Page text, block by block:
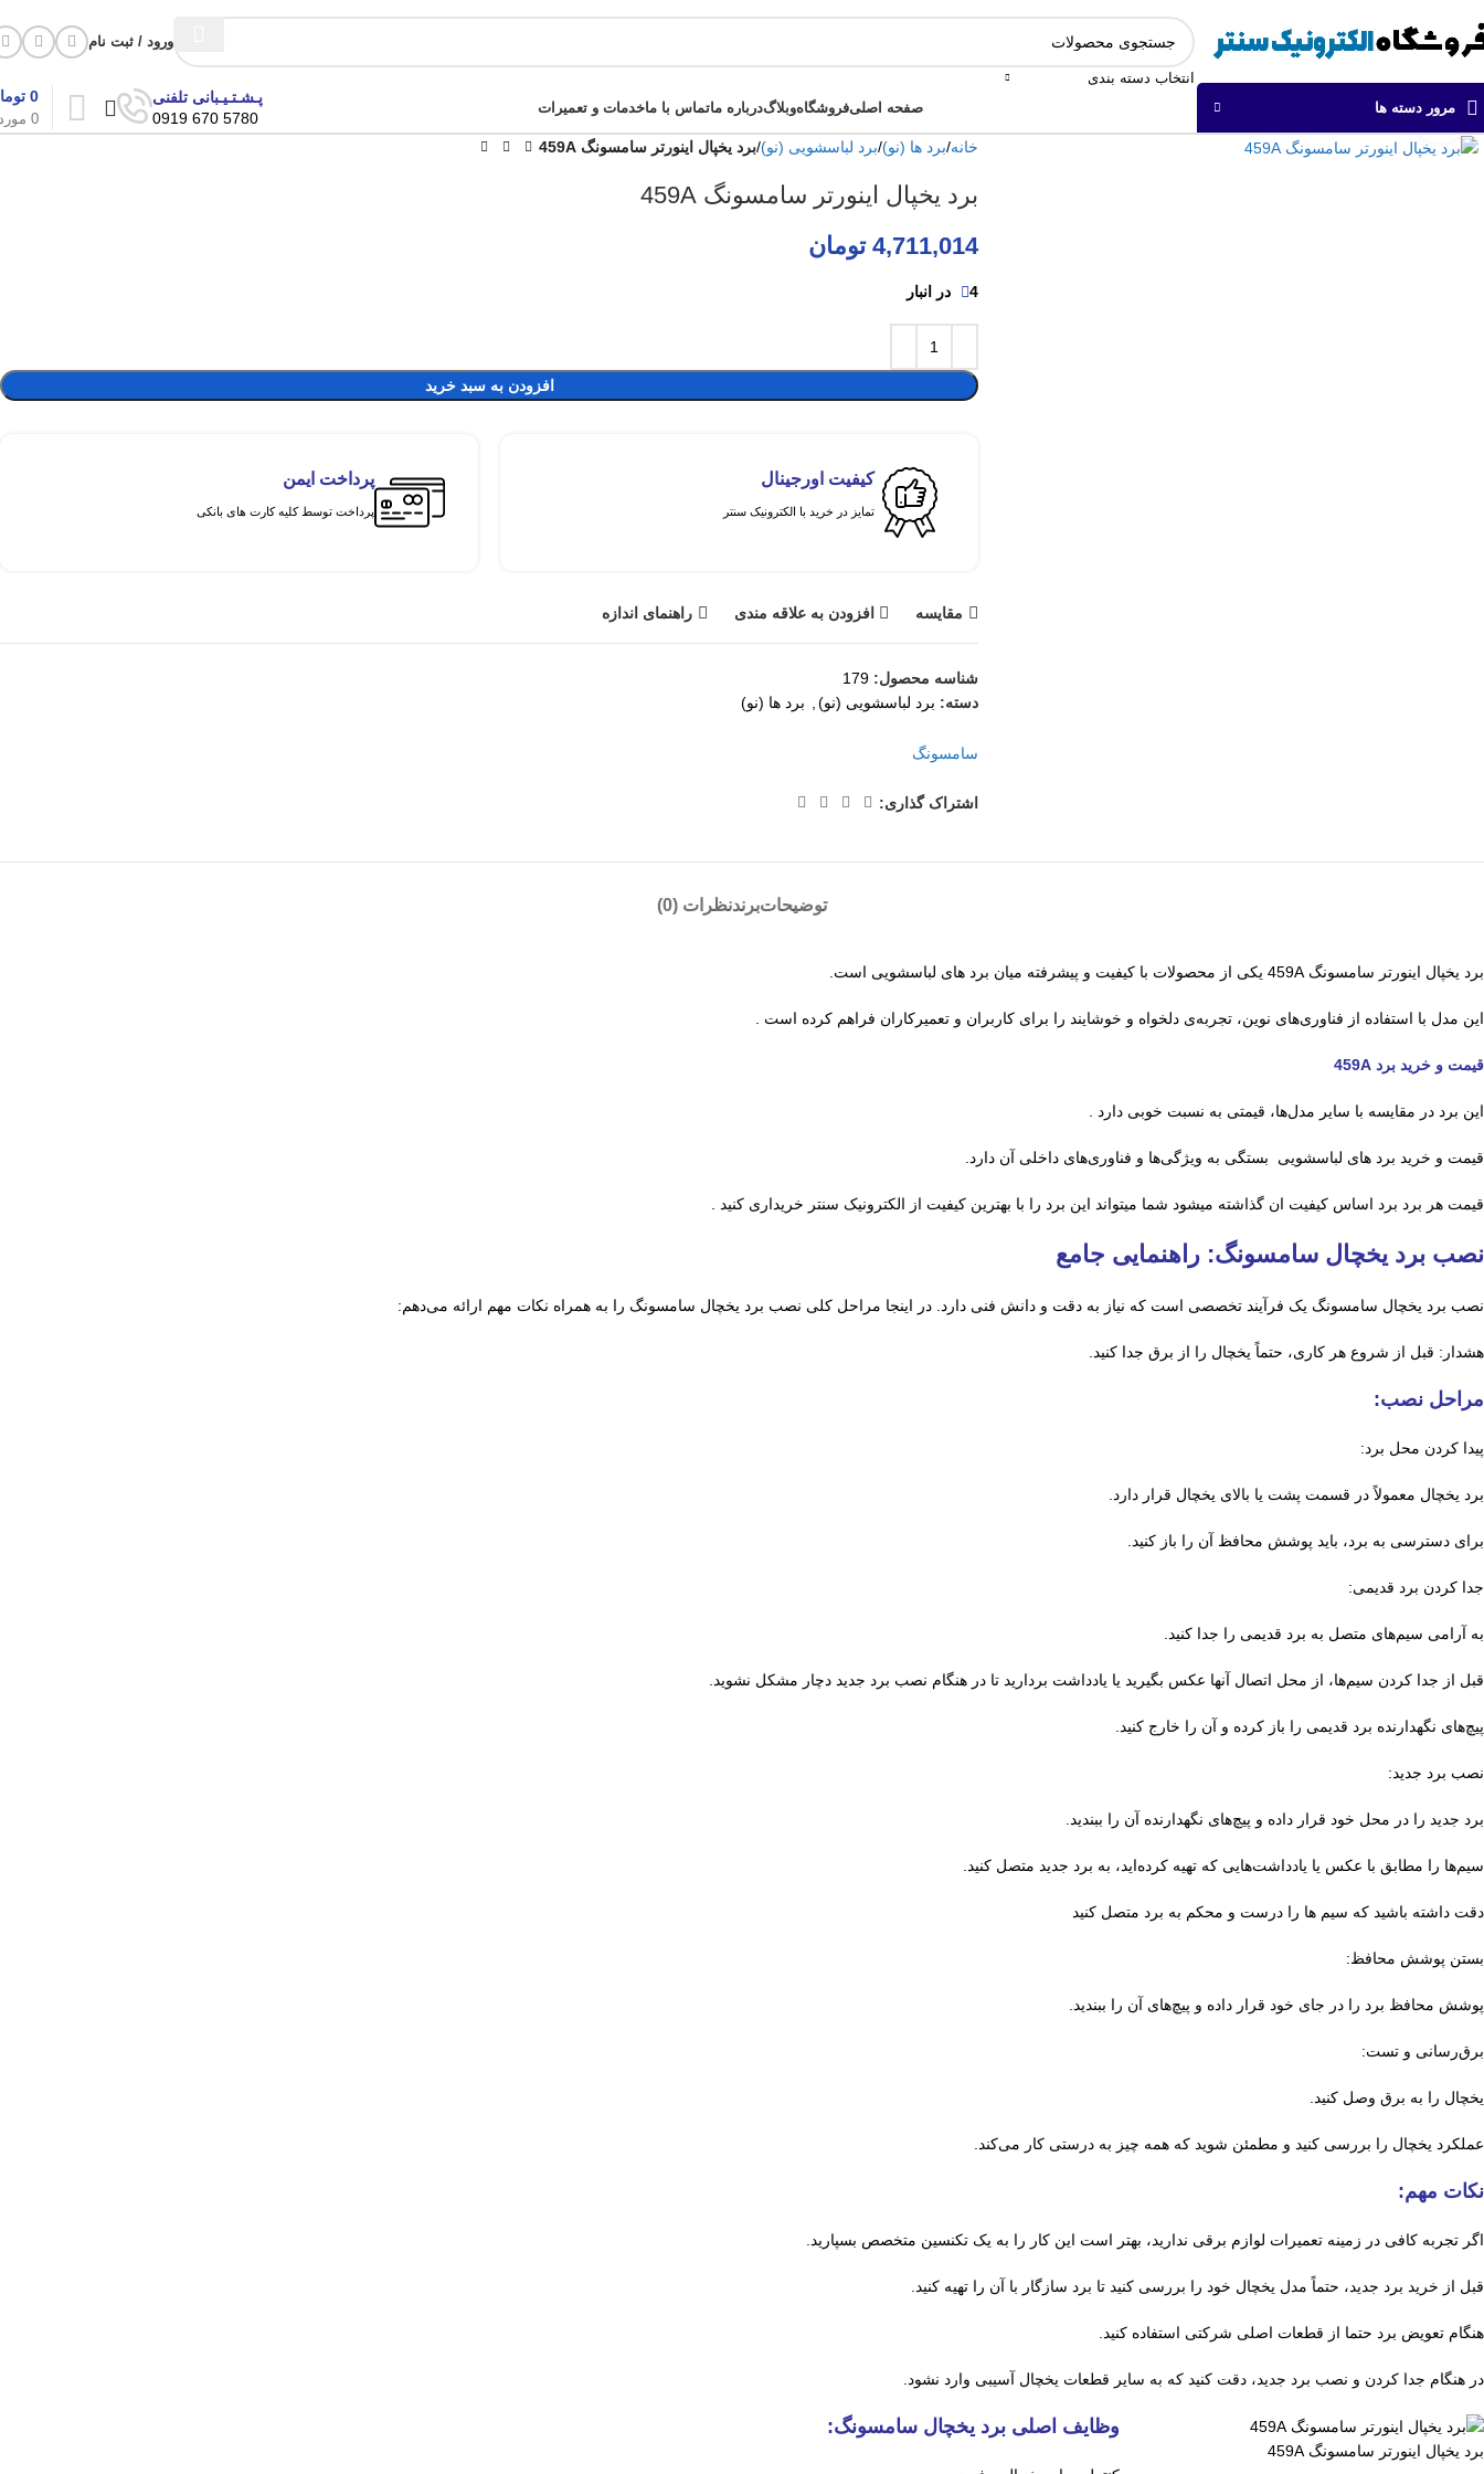
انتخاب دسته بندی
ورود / ثبت نام
مرور دسته ها صفحه اصلیفروشگاهوبلاگدرباره ماتماس با ماخدمات و تعمیرات
پـشـتـیـبانی تلفنی
5780 670 0919
0
0
برای بزرگنمایی کلیک کنید
خانه برد ها (نو) برد لباسشویی (نو) برد یخپال اینورتر سامسونگ 459A
برد یخپال اینورتر سامسونگ 459A
4,711,014 تومان
4 در انبار
افزودن به سبد خرید
کیفیت اورجینال
تمایز در خرید با الکترونیک سنتر
پرداخت ایمن
پرداخت توسط کلیه کارت های بانکی
مقايسه افزودن به علاقه مندی راهنمای اندازه
شناسه محصول: 179
دسته: برد لباسشویی (نو) برد ها (نو)
سامسونگ
اشتراک گذاری:
توضیحاتبرندنظرات (0)
برد یخپال اینورتر سامسونگ 459A یکی از محصولات با کیفیت و پیشرفته میان برد های لباسشویی است.
این مدل با استفاده از فناوری‌های نوین، تجربه‌ی دلخواه و خوشایند را برای کاربران و تعمیرکاران فراهم کرده است .
قیمت و خرید برد 459A
این برد در مقایسه با سایر مدل‌ها، قیمتی به نسبت خوبی دارد .
قیمت و خرید برد های لباسشویی بستگی به ویژگی‌ها و فناوری‌های داخلی آن دارد.
قیمت هر برد برد اساس کیفیت ان گذاشته میشود شما میتواند این برد را با بهترین کیفیت از الکترونیک سنتر خریداری کنید .
نصب برد یخچال سامسونگ: راهنمایی جامع
نصب برد یخچال سامسونگ یک فرآیند تخصصی است که نیاز به دقت و دانش فنی دارد. در اینجا مراحل کلی نصب برد یخچال سامسونگ را به همراه نکات مهم ارائه می‌دهم:
هشدار: قبل از شروع هر کاری، حتماً یخچال را از برق جدا کنید.
مراحل نصب:
پیدا کردن محل برد:
برد یخچال معمولاً در قسمت پشت یا بالای یخچال قرار دارد.
برای دسترسی به برد، باید پوشش محافظ آن را باز کنید.
جدا کردن برد قدیمی:
به آرامی سیم‌های متصل به برد قدیمی را جدا کنید.
قبل از جدا کردن سیم‌ها، از محل اتصال آنها عکس بگیرید یا یادداشت بردارید تا در هنگام نصب برد جدید دچار مشکل نشوید.
پیچ‌های نگهدارنده برد قدیمی را باز کرده و آن را خارج کنید.
نصب برد جدید:
برد جدید را در محل خود قرار داده و پیچ‌های نگهدارنده آن را ببندید.
سیم‌ها را مطابق با عکس یا یادداشت‌هایی که تهیه کرده‌اید، به برد جدید متصل کنید.
دقت داشته باشید که سیم ها را درست و محکم به برد متصل کنید
بستن پوشش محافظ:
پوشش محافظ برد را در جای خود قرار داده و پیچ‌های آن را ببندید.
برق‌رسانی و تست:
یخچال را به برق وصل کنید.
عملکرد یخچال را بررسی کنید و مطمئن شوید که همه چیز به درستی کار می‌کند.
نکات مهم:
اگر تجربه کافی در زمینه تعمیرات لوازم برقی ندارید، بهتر است این کار را به یک تکنسین متخصص بسپارید.
قبل از خرید برد جدید، حتماً مدل یخچال خود را بررسی کنید تا برد سازگار با آن را تهیه کنید.
هنگام تعویض برد حتما از قطعات اصلی شرکتی استفاده کنید.
در هنگام جدا کردن و نصب برد جدید، دقت کنید که به سایر قطعات یخچال آسیبی وارد نشود.
برد یخپال اینورتر سامسونگ 459A
وظایف اصلی برد یخچال سامسونگ: